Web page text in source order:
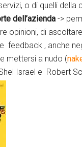
o di quelli della
dell’azienda ->
opinioni, di
feedback , anche
mettersi a nudo (
Israel e Robert